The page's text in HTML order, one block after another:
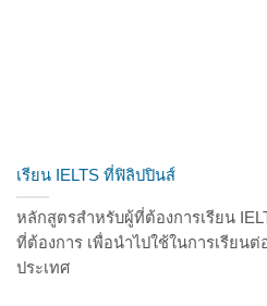
เรียน IELTS ที่ฟิลิปปินส์
หลักสูตรสำหรับผู้ที่ต้องการเรียน
ที่ต้องการ เพื่อนำไปใช้ในการเรียน
ประเทศ